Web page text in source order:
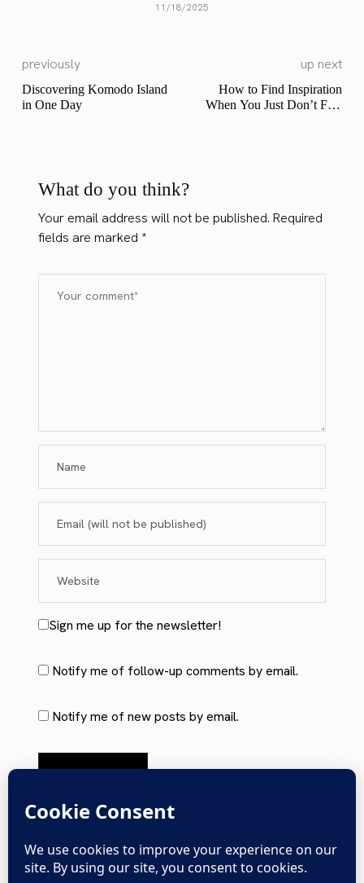
11/18/2025
previously
Discovering Komodo Island
in One Day
up next
How to Find Inspiration
When You Just Don’t Feel
What do you think?
Your email address will not be published. Required
fields are marked*
Sign me up for the newsletter!
Notify me of follow-up comments by email.
Notify me of new posts by email.
No Comments Yet.